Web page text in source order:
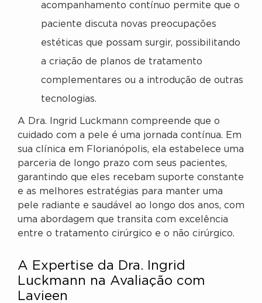
acompanhamento contínuo permite que o
paciente discuta novas preocupações
estéticas que possam surgir, possibilitando
a criação de planos de tratamento
complementares ou a introdução de outras
tecnologias.
A Dra. Ingrid Luckmann compreende que o
cuidado com a pele é uma jornada contínua. Em
sua clínica em Florianópolis, ela estabelece uma
parceria de longo prazo com seus pacientes,
garantindo que eles recebam suporte constante
e as melhores estratégias para manter uma
pele radiante e saudável ao longo dos anos, com
uma abordagem que transita com excelência
entre o tratamento cirúrgico e o não cirúrgico.
A Expertise da Dra. Ingrid
Luckmann na Avaliação com
Lavieen